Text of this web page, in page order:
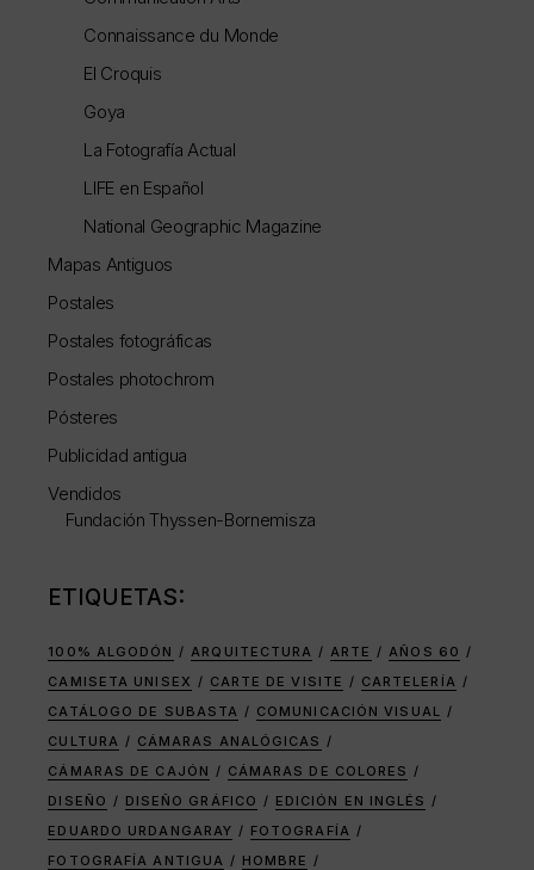
Connaissance du Monde
El Croquis
Goya
La Fotografía Actual
LIFE en Español
National Geographic Magazine
Mapas Antiguos
Postales
Postales fotográficas
Postales photochrom
Pósteres
Publicidad antigua
Vendidos
Fundación Thyssen-Bornemisza
ETIQUETAS:
100% ALGODÓN ARQUITECTURA ARTE
AÑOS 60
CAMISETA UNISEX
CARTE DE VISITE
CARTELERÍA
CATÁLOGO DE SUBASTA
COMUNICACIÓN VISUAL
CULTURA
CÁMARAS ANALÓGICAS
CÁMARAS DE CAJÓN
CÁMARAS DE COLORES
DISEÑO
DISEÑO GRÁFICO
EDICIÓN EN INGLÉS
EDUARDO URDANGARAY
FOTOGRAFÍA
FOTOGRAFÍA ANTIGUA
HOMBRE